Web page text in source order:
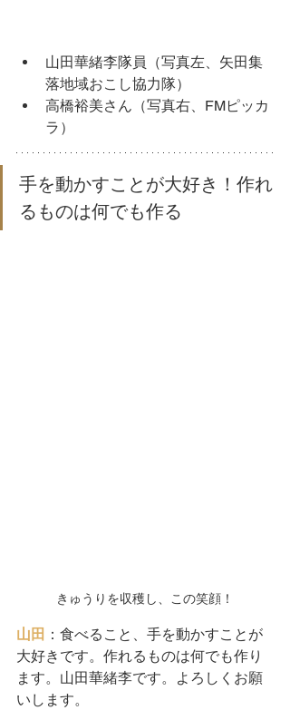
山田華緒李隊員（写真左、矢田集
落地域おこし協力隊）
高橋裕美さん（写真右、FMピッカ
ラ）
手を動かすことが大好き！作れ
るものは何でも作る
きゅうりを収穫し、この笑顔！
山田 ：食べること、手を動かすことが
大好きです。作れるものは何でも作り
ます。山田華緒李です。よろしくお願
いします。